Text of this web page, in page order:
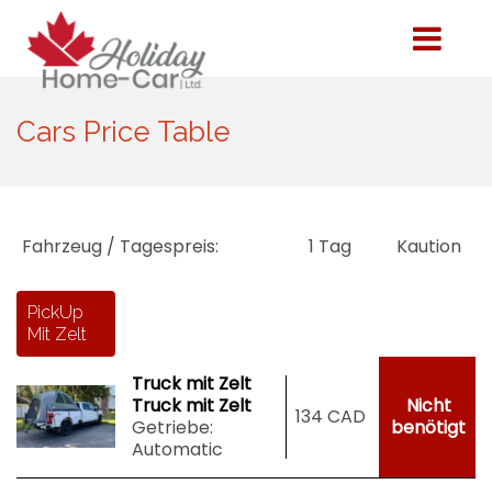
Cars Price Table
Fahrzeug / Tagespreis: 1 Tag Kaution
PickUp
Mit Zelt
Truck mit Zelt
Truck mit Zelt
Getriebe:
Automatic
134 CAD
Nicht
benötigt